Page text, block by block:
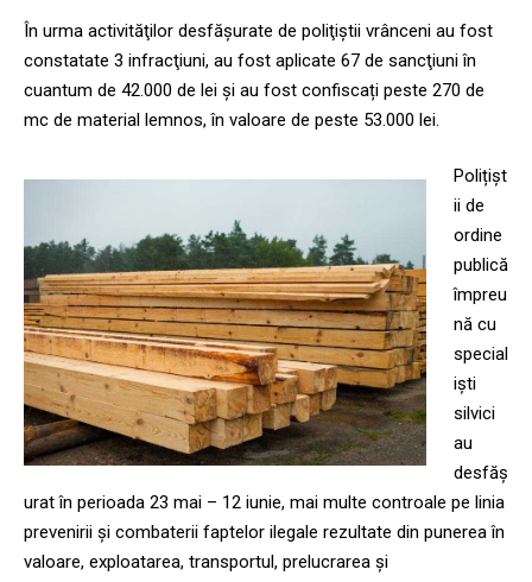
În urma activităţilor desfăşurate de poliţiştii vrânceni au fost
constatate 3 infracţiuni, au fost aplicate 67 de sancţiuni în
cuantum de 42.000 de lei şi au fost confiscați peste 270 de
mc de material lemnos, în valoare de peste 53.000 lei.
Polițișt
ii de
ordine
publică
împreu
nă cu
special
işti
silvici
au
desfăş
urat în perioada 23 mai – 12 iunie, mai multe controale pe linia
prevenirii şi combaterii faptelor ilegale rezultate din punerea în
valoare, exploatarea, transportul, prelucrarea şi